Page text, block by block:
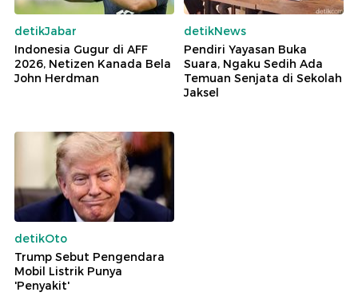
detikJabar
Indonesia Gugur di AFF
2026, Netizen Kanada Bela
John Herdman
detikNews
Pendiri Yayasan Buka
Suara, Ngaku Sedih Ada
Temuan Senjata di Sekolah
Jaksel
detikOto
Trump Sebut Pengendara
Mobil Listrik Punya
'Penyakit'